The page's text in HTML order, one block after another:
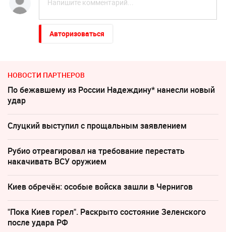
Авторизоваться
НОВОСТИ ПАРТНЕРОВ
По бежавшему из России Надеждину* нанесли новый
удар
Слуцкий выступил с прощальным заявлением
Рубио отреагировал на требование перестать
накачивать ВСУ оружием
Киев обречён: особые войска зашли в Чернигов
"Пока Киев горел". Раскрыто состояние Зеленского
после удара РФ